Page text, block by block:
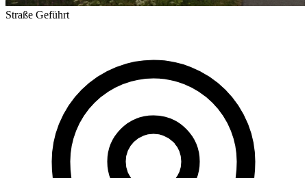
Straße Geführt